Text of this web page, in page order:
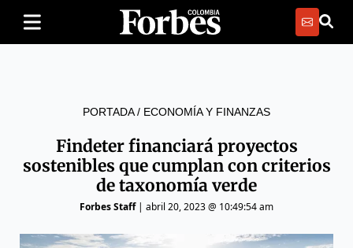
PORTADA/ ECONOMÍA Y FINANZAS
Findeter financiará proyectos
sostenibles que cumplan con criterios
de taxonomía verde
Forbes Staff| abril 20, 2023 @ 10:49:54 am